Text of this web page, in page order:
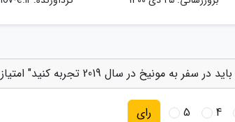
در سال 2019 تجربه کنید" امتیاز دهید
4
5 رای